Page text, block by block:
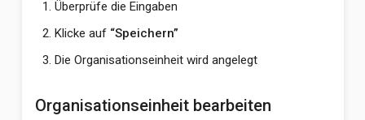
Überprüfe die Eingaben
Klicke auf “Speichern”
Die Organisationseinheit wird angelegt
Organisationseinheit bearbeiten